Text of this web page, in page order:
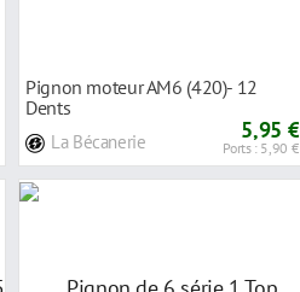
Pignon moteur AM6 (420)- 12
Dents
La Bécanerie 5,95 €
Ports : 5,90 €